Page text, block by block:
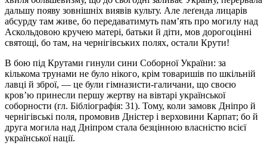
дальшу появу зовнішніх виявів культу. Але леґенда лицарів
абсурду там живе, бо передаватимуть пам’ять про могилу над
Аскольдовою кручею матері, батьки й діти, мов дорогоцінні
святощі, бо там, на чернігівських полях, остали Крути!
В бою під Крутами гинули сини Соборної України: за
кількома трунами не було нікого, крім товаришів по шкільній
лавці й зброї, — це були гімназисти-галичани, що своєю
кров’ю принесли першу жертву на вівтарі української
соборности (гл. Бібліографія: 31). Тому, коли замовк Дніпро й
чернігівські поля, промовив Дністер і верховини Карпат; бо й
друга могила над Дніпром стала безцінною власністю всієї
української нації.